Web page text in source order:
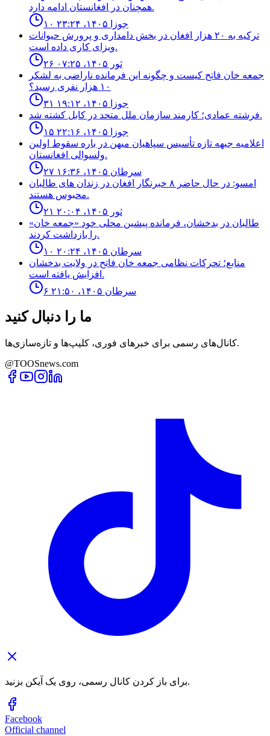
همچنان در افغانستان ادامه دارد.
۱۰ جوزا ۱۴۰۵، ۲۳:۲۴
ترکیه به ۲۰ هزار افغان در بخش دامداری و پرورش حیوانات
ویزای کاری داده است.
۲۶ ثور ۱۴۰۵، ۰۷:۲۵
جمعه خان فاتح كيست و چگونه اين فرمانده ناراضى به لشكر
١٠ هزار نفرى رسيد؟
۳۱ جوزا ۱۴۰۵، ۱۹:۱۲
فرشته عمادى؛ كارمند سازمان ملل متحد در كابل كشته شد.
۱۵ جوزا ۱۴۰۵، ۲۲:۱۶
اعلاميه جبهه تازه تأسيس سپاهيان ميهن در باره سقوط اولين
ولسوالى افغانستان.
۲۷ سرطان ۱۴۰۵، ۱۶:۳۶
امسو: در حال حاضر ۸ خبرنگار افغان در زندان‌ های طالبان
محبوس هستند.
۲۱ ثور ۱۴۰۵، ۲۰:۰۴
طالبان در بدخشان، فرمانده پیشین محلی خود «جمعه خان»
را بازداشت کردند.
۱۰ سرطان ۱۴۰۵، ۲۰:۲۴
منابع؛ تحركات نظامى جمعه خان فاتح در ولايت بدخشان
افزايش يافته است.
۶ سرطان ۱۴۰۵، ۲۱:۵۰
ما را دنبال کنید
کانال‌های رسمی برای خبرهای فوری، کلیپ‌ها و تازه‌سازی‌ها.
@TOOSnews.com
برای باز کردن کانال رسمی، روی یک آیکن بزنید.
Facebook
Official channel